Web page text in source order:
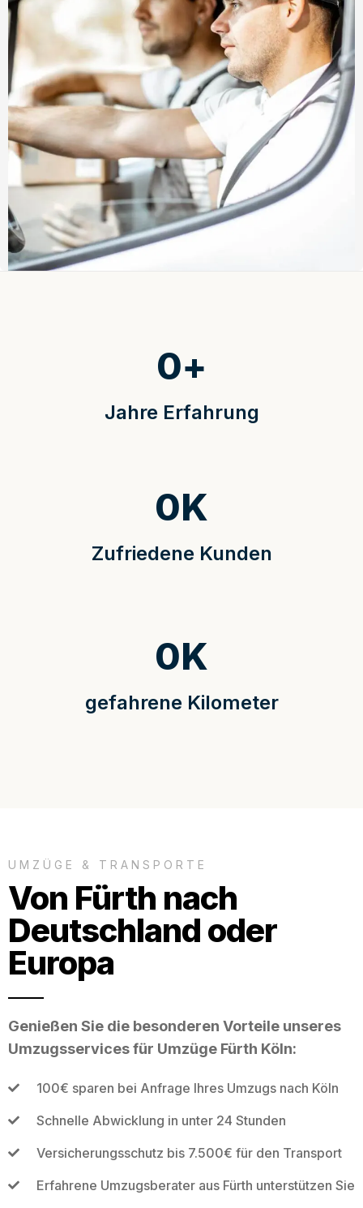
Jahre Erfahrung
0+
Zufriedene Kunden
0K
gefahrene Kilometer
0K
UMZÜGE & TRANSPORTE
Von Fürth nach
Deutschland oder
Europa
Genießen Sie die besonderen Vorteile unseres
Umzugsservices für Umzüge Fürth Köln:
100€ sparen bei Anfrage Ihres Umzugs nach Köln
Schnelle Abwicklung in unter 24 Stunden
Versicherungsschutz bis 7.500€ für den Transport
Erfahrene Umzugsberater aus Fürth unterstützen Sie